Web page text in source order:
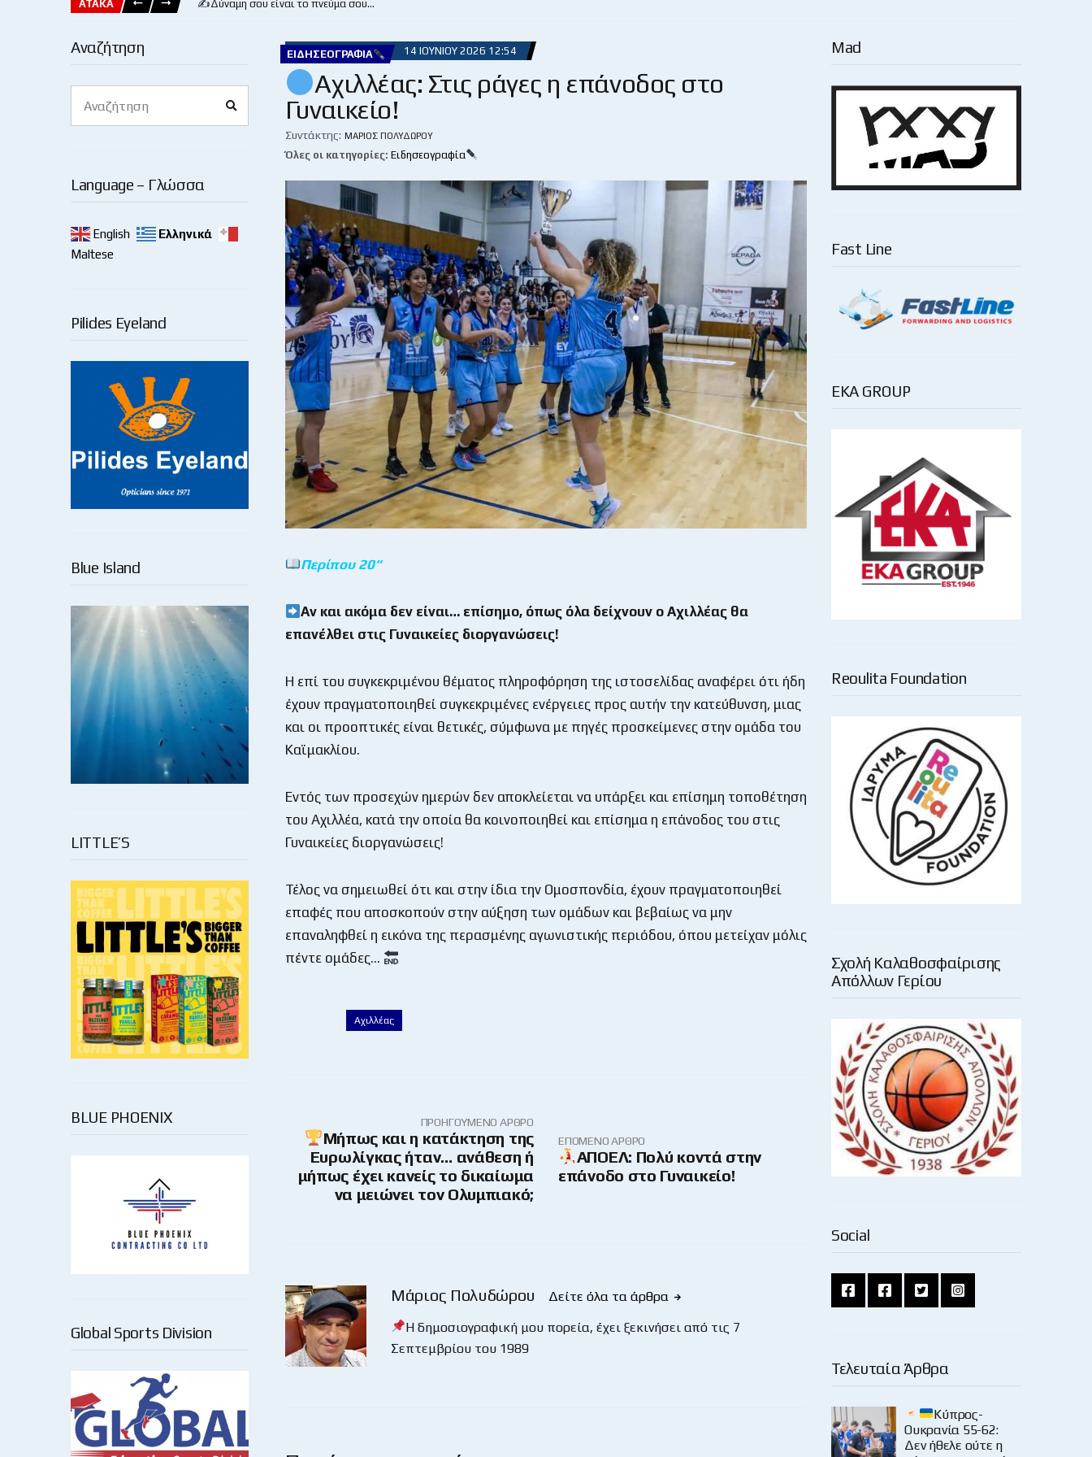
ΑΤΑΚΑ ✍️Δύναμη σου είναι το πνεύμα σου…
Αναζήτηση
for:
Language – Γλώσσα
English
Ελληνικά
Maltese
Pilides Eyeland
Blue Island
LITTLE’S
BLUE PHOENIX
Global Sports Division
ΕΙΔΗΣΕΟΓΡΑΦΊΑ 14 ΙΟΥΝΊΟΥ 2026 12:54
Αχιλλέας: Στις ράγες η επάνοδος στο
Γυναικείο!
Συντάκτης: ΜΆΡΙΟΣ ΠΟΛΥΔΏΡΟΥ
Όλες οι κατηγορίες: Ειδησεογραφία
Περίπου 20“
Αν και ακόμα δεν είναι… επίσημο, όπως όλα δείχνουν ο Αχιλλέας θα
επανέλθει στις Γυναικείες διοργανώσεις!
Η επί του συγκεκριμένου θέματος πληροφόρηση της ιστοσελίδας αναφέρει ότι ήδη
έχουν πραγματοποιηθεί συγκεκριμένες ενέργειες προς αυτήν την κατεύθυνση, μιας
και οι προοπτικές είναι θετικές, σύμφωνα με πηγές προσκείμενες στην ομάδα του
Καϊμακλίου.
Εντός των προσεχών ημερών δεν αποκλείεται να υπάρξει και επίσημη τοποθέτηση
του Αχιλλέα, κατά την οποία θα κοινοποιηθεί και επίσημα η επάνοδος του στις
Γυναικείες διοργανώσεις!
Τέλος να σημειωθεί ότι και στην ίδια την Ομοσπονδία, έχουν πραγματοποιηθεί
επαφές που αποσκοπούν στην αύξηση των ομάδων και βεβαίως να μην
επαναληφθεί η εικόνα της περασμένης αγωνιστικής περιόδου, όπου μετείχαν μόλις
πέντε ομάδες…
Αχιλλέας
ΠΡΟΗΓΟΎΜΕΝΟ ΆΡΘΡΟ
Μήπως και η κατάκτηση της
Ευρωλίγκας ήταν… ανάθεση ή
μήπως έχει κανείς το δικαίωμα
να μειώνει τον Ολυμπιακό;
ΕΠΌΜΕΝΟ ΆΡΘΡΟ
ΑΠΟΕΛ: Πολύ κοντά στην
επάνοδο στο Γυναικείο!
Μάριος Πολυδώρου
Δείτε όλα τα άρθρα
Η δημοσιογραφική μου πορεία, έχει ξεκινήσει από τις 7
Σεπτεμβρίου του 1989
Mad
Fast Line
EKA GROUP
Reoulita Foundation
Σχολή Καλαθοσφαίρισης
Απόλλων Γερίου
Social
Τελευταία Άρθρα
Κύπρος-
Ουκρανία 55-62:
Δεν ήθελε ούτε η